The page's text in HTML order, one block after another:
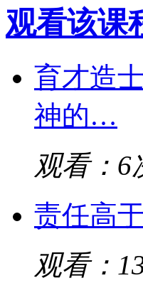
观看该课
育才造
神的…
观看：6
责任高
观看：